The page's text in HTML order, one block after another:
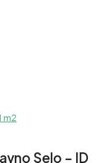
Selo – ID